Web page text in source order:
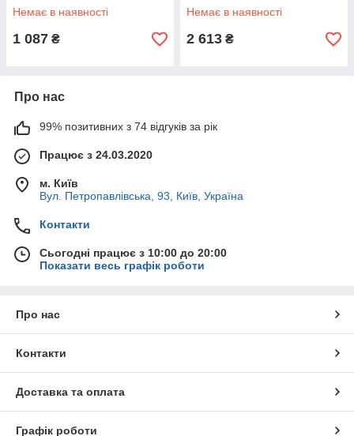
Немає в наявності
1 087 ₴
Немає в наявності
2 613 ₴
Про нас
99% позитивних з 74 відгуків за рік
Працює з 24.03.2020
м. Київ
Вул. Петропавлівська, 93, Київ, Україна
Контакти
Сьогодні працює з 10:00 до 20:00
Показати весь графік роботи
Про нас
Контакти
Доставка та оплата
Графік роботи